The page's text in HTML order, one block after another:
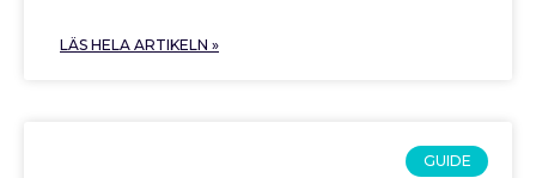
LÄS HELA ARTIKELN »
GUIDE